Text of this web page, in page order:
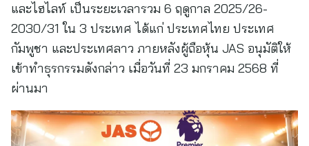
และไฮไลท์ เป็นระยะเวลารวม 6 ฤดูกาล 2025/26-
2030/31 ใน 3 ประเทศ ได้แก่ ประเทศไทย ประเทศ
กัมพูชา และประเทศลาว ภายหลังผู้ถือหุ้น JAS อนุมัติให้
เข้าทำธุรกรรมดังกล่าว เมื่อวันที่ 23 มกราคม 2568 ที่
ผ่านมา